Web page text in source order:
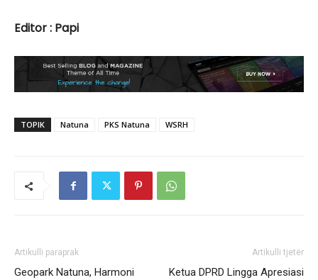
Editor : Papi
TOPIK Natuna PKS Natuna WSRH
Artikulli paraprak
Geopark Natuna, Harmoni
Artikulli tjetër
Ketua DPRD Lingga Apresiasi